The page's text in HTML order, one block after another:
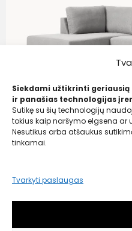
Siekdami užtikrinti
ir panašias technologijas
Sutikę su šių technologijų
tokius kaip naršymo elgsena ar
Nesutikus arba atšaukus
tinkamai.
Tvarkyti paslaugas
Westwing Collection
Miegamoji sofa